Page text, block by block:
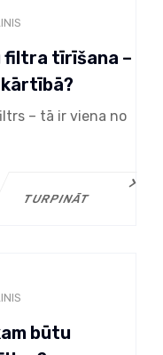
filtra tīrīšana –
– tā ir viena no
TURPINĀT
būtu